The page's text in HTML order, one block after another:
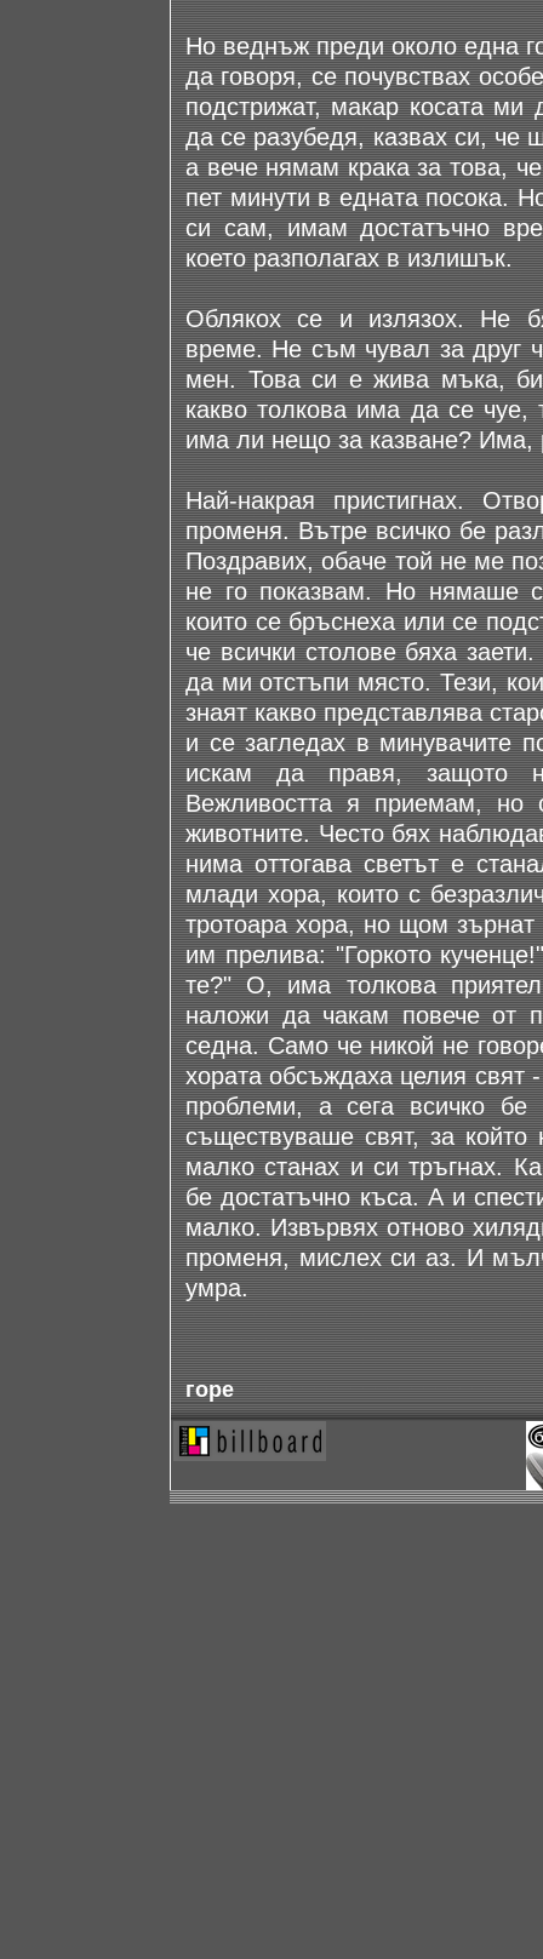
Но веднъж преди около една
да говоря, се почувствах
подстрижат, макар косата
да се разубедя, казвах си, че
а вече нямам крака за това,
пет минути в едната посока.
си сам, имам достатъчно
което разполагах в излишък.
Облякох се и излязох. Не
време. Не съм чувал за друг
мен. Това си е жива мъка,
какво толкова има да се
има ли нещо за казване? Има,
Най-накрая пристигнах.
променя. Вътре всичко бе
Поздравих, обаче той не ме
не го показвам. Но нямаше
които се бръснеха или се
че всички столове бяха
да ми отстъпи място. Тези,
знаят какво представлява
и се загледах в минувачите
искам да правя, защото
Вежливостта я приемам, но
животните. Често бях
нима оттогава светът е
млади хора, които с
тротоара хора, но щом зърнат
им прелива: "Горкото
те?" О, има толкова
наложи да чакам повече от
седна. Само че никой не
хората обсъждаха целия свят
проблеми, а сега всичко
съществуваше свят, за
малко станах и си тръгнах.
бе достатъчно къса. А и
малко. Извървях отново
променя, мислех си аз. И
умра.
горе